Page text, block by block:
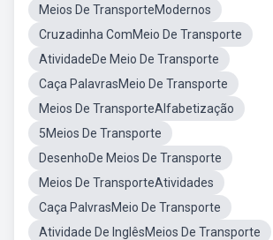
Meios De TransporteModernos
Cruzadinha ComMeio De Transporte
AtividadeDe Meio De Transporte
Caça PalavrasMeio De Transporte
Meios De TransporteAlfabetização
5Meios De Transporte
DesenhoDe Meios De Transporte
Meios De TransporteAtividades
Caça PalvrasMeio De Transporte
Atividade De InglêsMeios De Transporte